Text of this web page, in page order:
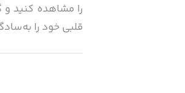
را مشاهده کنید
قلبی خود را